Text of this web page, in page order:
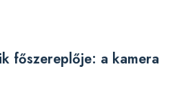
főszereplője: a kamera